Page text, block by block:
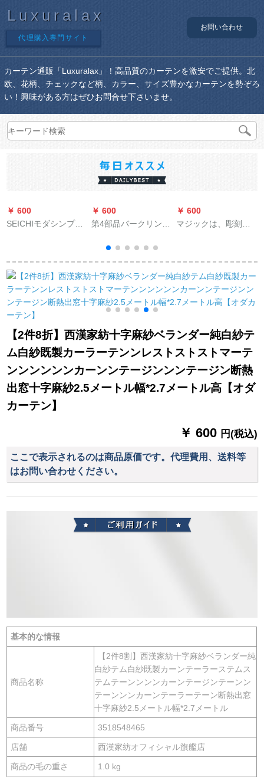
Luxuralax
代理購入専門サイト
お問い合わせ
カーテン通販「Luxuralax」！高品質のカーテンを激安でご提供。北
欧、花柄、チェックなど柄、カラー、サイズ豊かなカーテンを勢ぞろ
い！興味がある方はぜひお問合せ下さいませ。
￥ 600
SEICHIモダシンプロ
欧经典既制カーター
テーン遮光黄白叶-カ
ーテーン接続オーダ
メード1メトル単价
￥ 600
第4部品バークリング
バックバックバック
バックの留めめを残
します。
￥ 600
マジックは、彫刻の
室のレンタムの遮光
布にレ-スをプロラス
します。
【2件8折】西漢家紡十字麻紗ベランダー純白紗テ
ム白紗既製カーラーテンンレストストストマーテ
ンンンンンンカーンンテージンンンテージン断熱
出窓十字麻紗2.5メートル幅*2.7メートル高【オダ
カーテン】
￥ 600 円(税込)
ここで表示されるのは商品原価です。代理費用、送料等
はお問い合わせください。
基本的な情報
商品名称
【2件8割】西漢家紡十字麻紗ベランダー純
白紗テム白紗既製カーンテーラーステムス
テムテーンンンンカーンテージンテーンン
テーンンンカーンテーラーテーン断熱出窓
十字麻紗2.5メートル幅*2.7メートル
商品番号 3518548465
店舗 西漢家紡オフィシャル旗艦店
商品の毛の重さ 1.0 kg